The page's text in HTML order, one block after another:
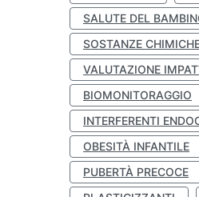
SALUTE DEL
SOSTANZE
VALUTAZIONE
BIOMONITORAGGIO
INTERFERENTI
OBESITÀ INFANTILE
PUBERTÀ PRECOCE